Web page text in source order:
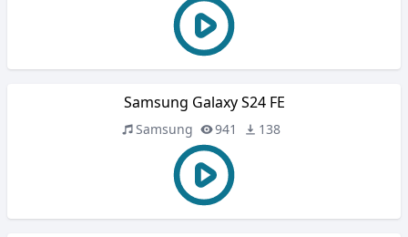
Samsung Galaxy S24 FE
Samsung 941 138